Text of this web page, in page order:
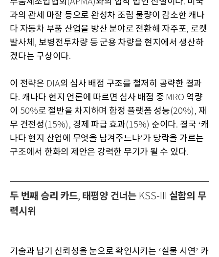
과의 관세 마찰 등으로 완성차 조립 물량이 감소한 캐나
다 자동차 부품 산업을 방산 분야로 전환해 자주포, 로켓
발사체 , 보병전투차량 등 군용 차량을 현지에서 생산하
겠다는 구상이다.
이 전략은 DIA의 심사 배점 구조를 철저히 공략한 결과
다. 캐나다 현지 언론에 따르면 심사 배점 중 MRO 역량
이 50%로 절반을 차지하며 함정 플랫폼 성능(20%), 재
무 건전성 (15%), 경제 파급 효과(15%) 순이다. 결국 ‘캐
나다 현지 산업에 무엇을 남겨주느냐’가 당락을 가르는
구조에서 한화의 제안은 강력한 무기가 될 수 있다.
두 번째 승리 카드, 태평양 건너는 KSS-III 실함의 무
력시위
기술과 납기 신뢰성을 눈으로 확인시키는 ‘실물 시연’ 카